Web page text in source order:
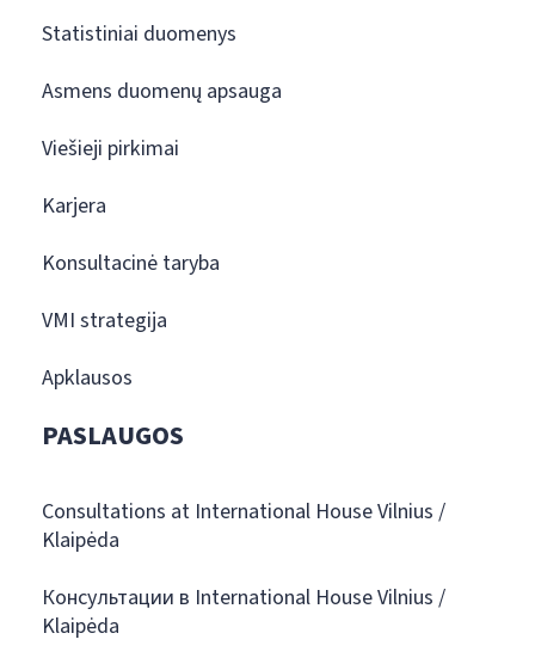
Statistiniai duomenys
Asmens duomenų apsauga
Viešieji pirkimai
Karjera
Konsultacinė taryba
VMI strategija
Apklausos
PASLAUGOS
Consultations at International House Vilnius /
Klaipėda
Консультации в International House Vilnius /
Klaipėda